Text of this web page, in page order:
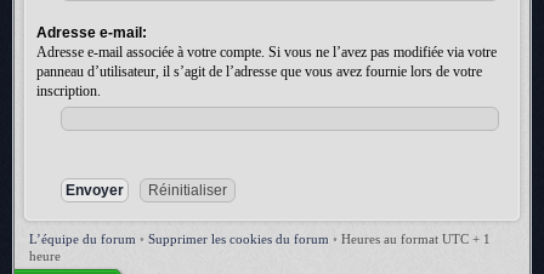
Adresse e-mail:
Adresse e-mail associée à votre compte. Si vous ne l’avez pas modifiée via votre
panneau d’utilisateur, il s’agit de l’adresse que vous avez fournie lors de votre
inscription.
L’équipe du forum • Supprimer les cookies du forum • Heures au format UTC + 1
heure